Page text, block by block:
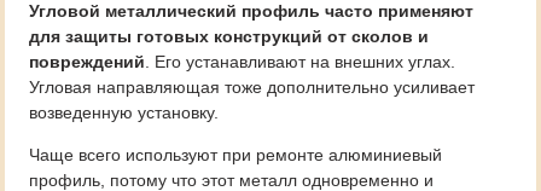
Угловой металлический профиль часто применяют
для защиты готовых конструкций от сколов и
повреждений . Его устанавливают на внешних углах.
Угловая направляющая тоже дополнительно усиливает
возведенную установку.
Чаще всего используют при ремонте алюминиевый
профиль, потому что этот металл одновременно и